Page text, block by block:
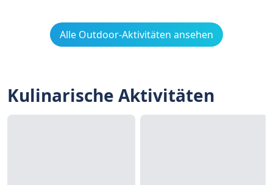
Alle Outdoor-Aktivitäten ansehen
Kulinarische Aktivitäten